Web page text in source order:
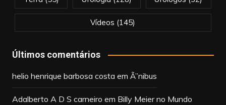
Vídeos (145)
Últimos comentários
helio henrique barbosa costa em Ã”nibus
Adalberto A D S carneiro em Billy Meier no Mundo